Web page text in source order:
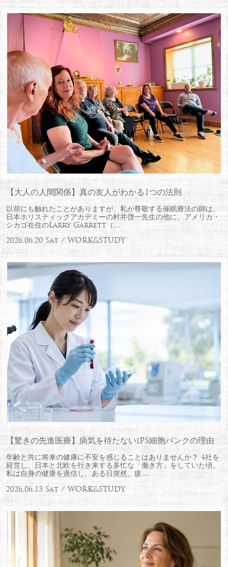
【大人の人間関係】真の友人がわかる1つの法則
以前にも触れたことがありますが、私が尊敬する催眠療法の師は、
日本ホリスティックアカデミーの村井啓一先生の他に、アメリカ・
シカゴ在住のLarry Garrett（…
2026.06.20 Sat / WORK&STUDY
【驚きの先進医療】病気を待たないiPS細胞バンクの理由
年齢と共に将来の健康に不安を感じることはありませんか？ 4社を
経営し、日本と北欧を行き来する多忙な「働き方」をしていた頃。
私は自身の健康を過信し、ある日突然、疲…
2026.06.13 Sat / WORK&STUDY